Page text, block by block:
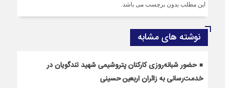
این مطلب بدون برچسب می باشد.
نوشته های مشابه
حضور شبانه‌روزی کارکنان پتروشیمی شهید تندگویان در
خدمت‌رسانی به زائران اربعین حسینی